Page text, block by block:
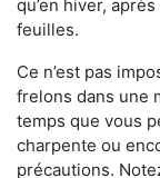
qu’en hiver,
feuilles.
Ce n’est pas
frelons dans une
temps que vous
charpente ou
précautions.